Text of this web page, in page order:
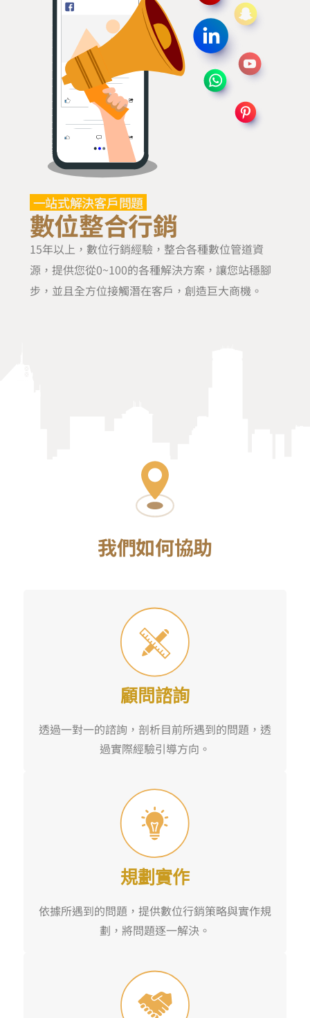
一站式解決客戶問題
數位整合行銷
15年以上，數位行銷經驗，整合各種數位管道資
源，提供您從0~100的各種解決方案，讓您站穩腳
步，並且全方位接觸潛在客戶，創造巨大商機。
我們如何協助
顧問諮詢
透過一對一的諮詢，剖析目前所遇到的問題，透
過實際經驗引導方向。
規劃實作
依據所遇到的問題，提供數位行銷策略與實作規
劃，將問題逐一解決。